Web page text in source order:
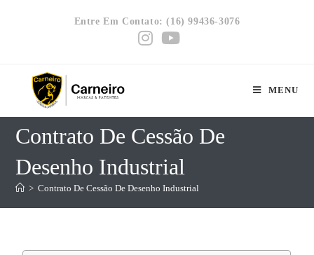
Entre Em Contato: (16) 99436-3076
MENU
Contrato De Cessão De
Desenho Industrial
> Contrato De Cessão De Desenho Industrial